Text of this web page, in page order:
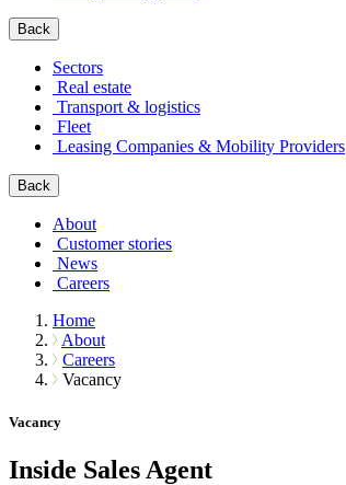
Back
Sectors
Real estate
Transport & logistics
Fleet
Leasing Companies & Mobility Providers
Back
About
Customer stories
News
Careers
Home
About
Careers
Vacancy
Vacancy
Inside Sales Agent